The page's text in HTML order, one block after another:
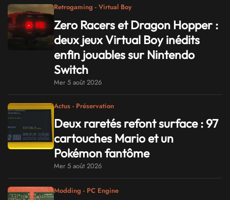
Retrogaming - Virtual Boy
Zero Racers et Dragon Hopper :
deux jeux Virtual Boy inédits
enfin jouables sur Nintendo
Switch
Mer 5 août 2026
Actus - Préservation
Deux raretés refont surface : 97
cartouches Mario et un
Pokémon fantôme
Mer 5 août 2026
Modding - PC Engine